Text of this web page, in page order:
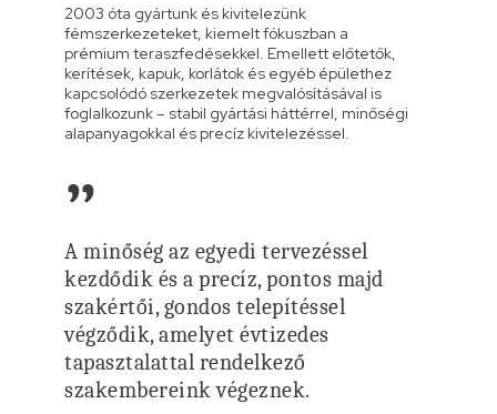
2003 óta gyártunk és kivitelezünk
fémszerkezeteket, kiemelt fókuszban a
prémium teraszfedésekkel. Emellett előtetők,
kerítések, kapuk, korlátok és egyéb épülethez
kapcsolódó szerkezetek megvalósításával is
foglalkozunk – stabil gyártási háttérrel, minőségi
alapanyagokkal és precíz kivitelezéssel.
”
A minőség az egyedi tervezéssel
kezdődik és a precíz, pontos majd
szakértői, gondos telepítéssel
végződik, amelyet évtizedes
tapasztalattal rendelkező
szakembereink végeznek.